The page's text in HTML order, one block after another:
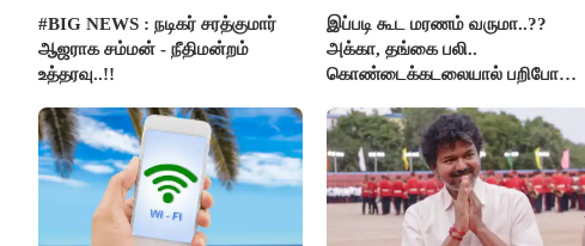
#BIG NEWS : நடிகர் சரத்குமார்
ஆஜராக சம்மன் - நீதிமன்றம்
உத்தரவு..!!
இப்படி கூட மரணம் வருமா..??
அக்கா, தங்கை பலி..
கொண்டைக்கடலையால் பறிபோன